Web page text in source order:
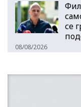
се
08/08/2026